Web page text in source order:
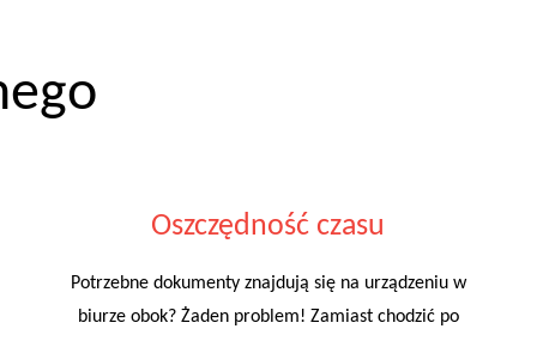
Oszczędność czasu
Potrzebne dokumenty znajdują się na urządzeniu w
biurze obok? Żaden problem! Zamiast chodzić po